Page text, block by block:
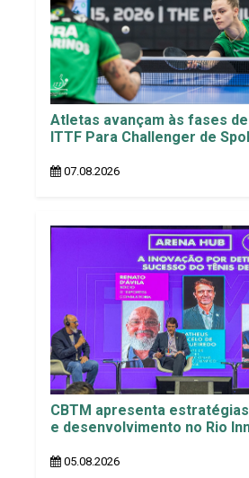
Atletas avançam às fases
ITTF Para Challenger de
07.08.2026
CBTM apresenta
e desenvolvimento no Rio
05.08.2026